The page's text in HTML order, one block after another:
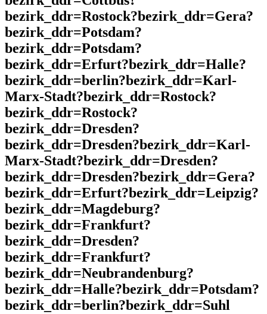
bezirk_ddr=Rostock?bezirk_ddr=Gera?
bezirk_ddr=Potsdam?
bezirk_ddr=Potsdam?
bezirk_ddr=Erfurt?bezirk_ddr=Halle?
bezirk_ddr=berlin?bezirk_ddr=Karl-
Marx-Stadt?bezirk_ddr=Rostock?
bezirk_ddr=Rostock?
bezirk_ddr=Dresden?
bezirk_ddr=Dresden?bezirk_ddr=Karl-
Marx-Stadt?bezirk_ddr=Dresden?
bezirk_ddr=Dresden?bezirk_ddr=Gera?
bezirk_ddr=Erfurt?bezirk_ddr=Leipzig?
bezirk_ddr=Magdeburg?
bezirk_ddr=Frankfurt?
bezirk_ddr=Dresden?
bezirk_ddr=Frankfurt?
bezirk_ddr=Neubrandenburg?
bezirk_ddr=Halle?bezirk_ddr=Potsdam?
bezirk_ddr=berlin?bezirk_ddr=Suhl